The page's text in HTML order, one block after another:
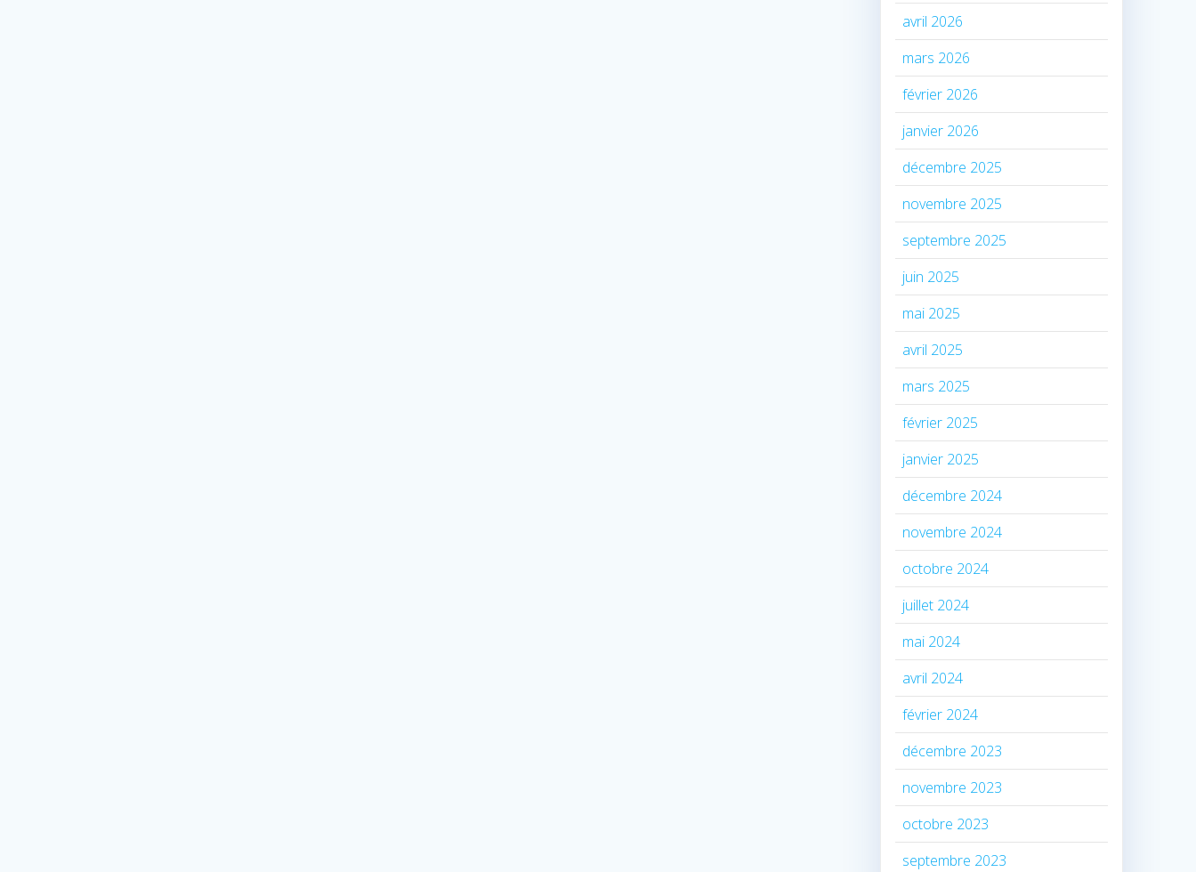
avril 2026
mars 2026
février 2026
janvier 2026
décembre 2025
novembre 2025
septembre 2025
juin 2025
mai 2025
avril 2025
mars 2025
février 2025
janvier 2025
décembre 2024
novembre 2024
octobre 2024
juillet 2024
mai 2024
avril 2024
février 2024
décembre 2023
novembre 2023
octobre 2023
septembre 2023